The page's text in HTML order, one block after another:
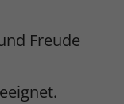
Freude